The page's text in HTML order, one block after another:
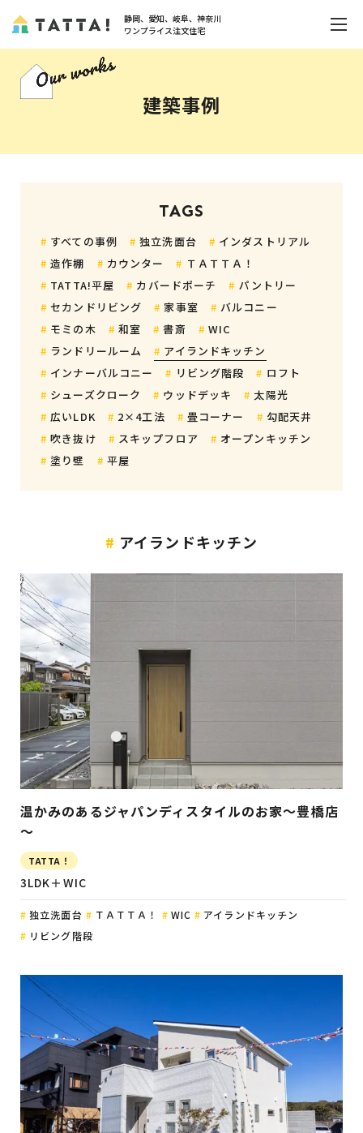
静岡、愛知、岐阜、神奈川
ワンプライス注文住宅
建築事例
TAGS
すべての事例 独立洗面台
インダストリアル
造作棚
カウンター
ＴＡＴＴＡ！
TATTA!平屋
カバードポーチ
パントリー
セカンドリビング
家事室
バルコニー
モミの木
和室 書斎
WIC
ランドリールーム
アイランドキッチン
インナーバルコニー
リビング階段
ロフト
シューズクローク
ウッドデッキ
太陽光
広いLDK
2×4工法 畳コーナー
勾配天井
吹き抜け
スキップフロア
オープンキッチン
塗り壁
平屋
アイランドキッチン
温かみのあるジャパンディスタイルのお家～豊橋店
～
TATTA！
3LDK＋WIC
独立洗面台 ＴＡＴＴＡ！ WIC
アイランドキッチン
リビング階段